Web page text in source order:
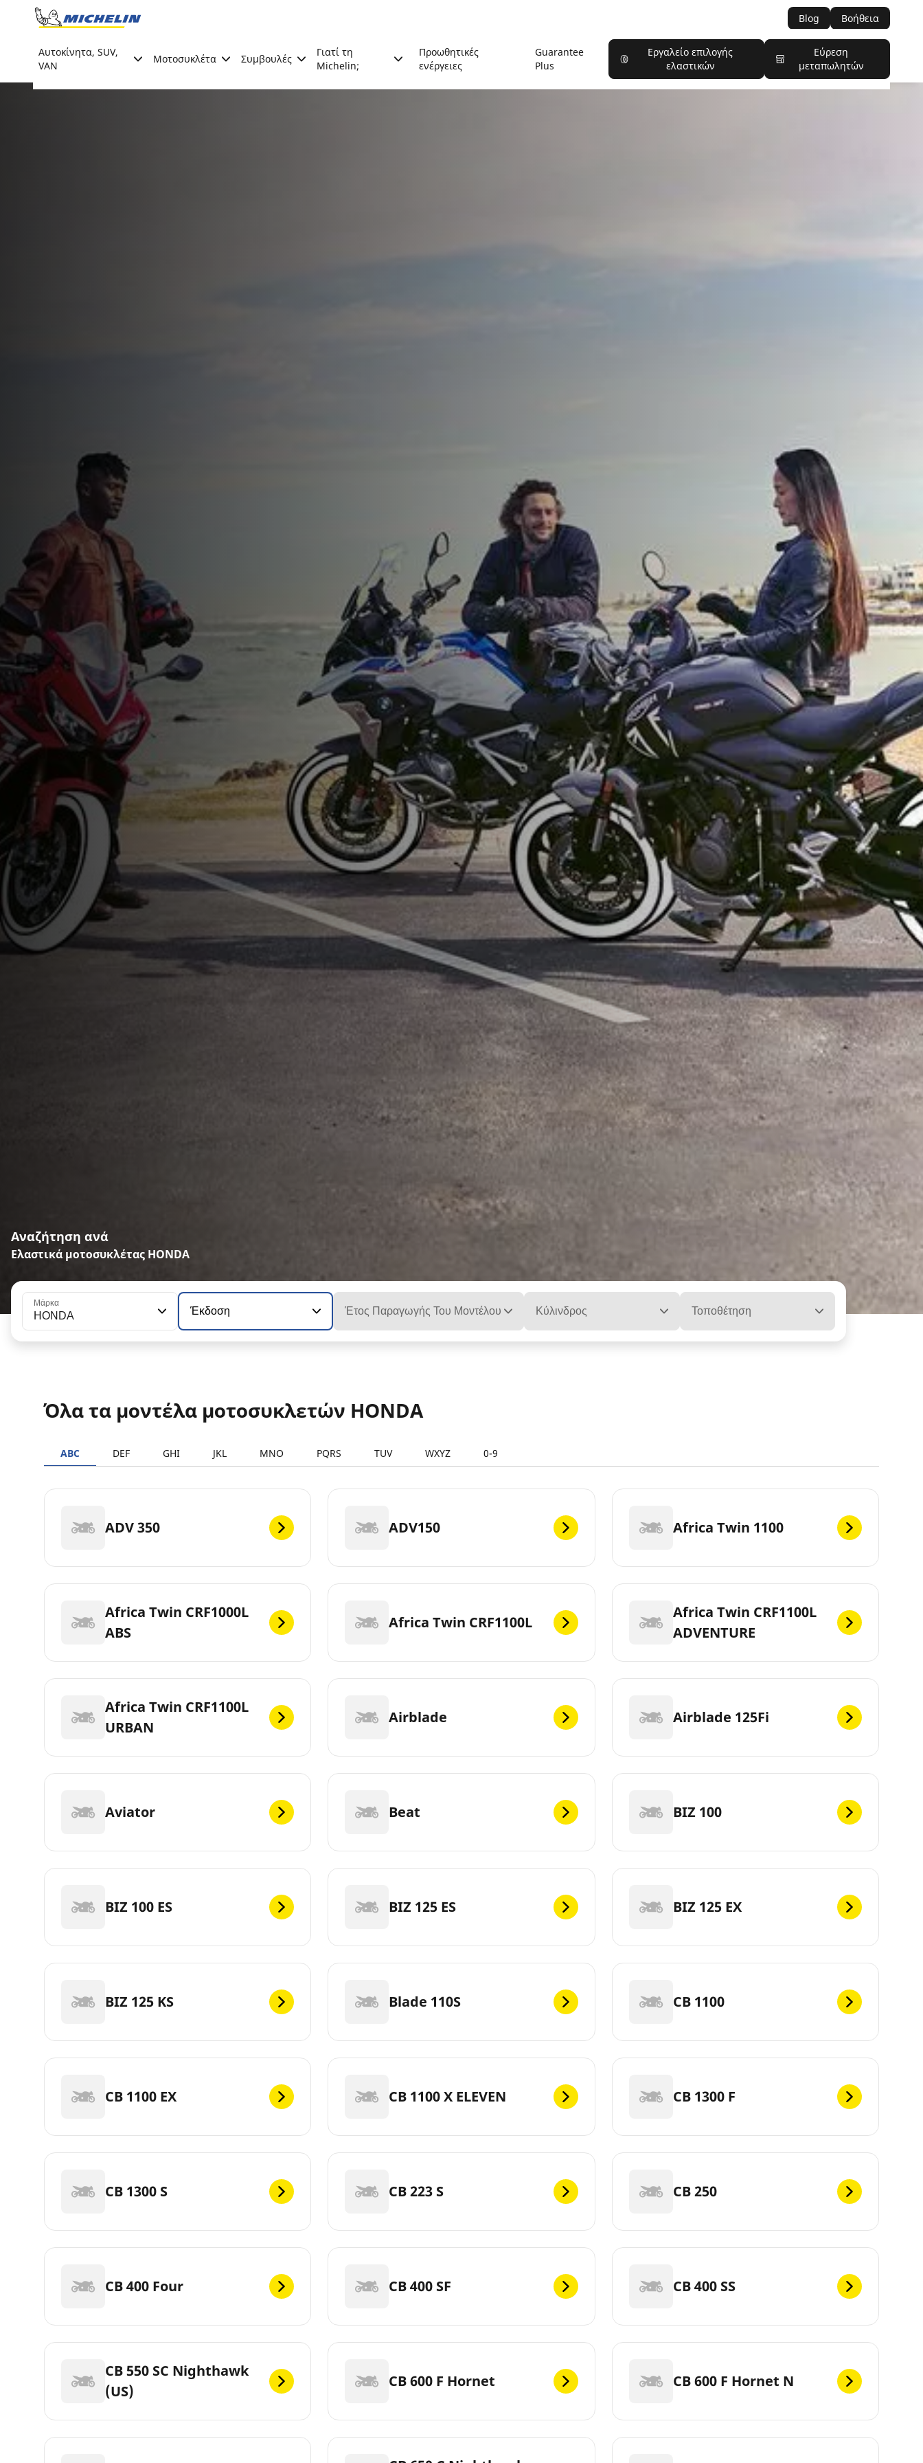
Go to page content
Blog Βοήθεια
Αυτοκίνητα, SUV,
VAN
Μοτοσυκλέτα Συμβουλές
Γιατί τη
Michelin;
Προωθητικές
ενέργειες
Guarantee
Plus
Εργαλείο επιλογής
ελαστικών
Εύρεση
μεταπωλητών
Αναζήτηση ανά
Ελαστικά μοτοσυκλέτας HONDA
Μάρκα
HONDA Έκδοση Έτος Παραγωγής Του Μοντέλου Κύλινδρος Τοποθέτηση
Όλα τα μοντέλα μοτοσυκλετών HONDA
ABC DEF GHI JKL MNO PQRS TUV WXYZ 0-9
ADV 350 ADV150 Africa Twin 1100
Africa Twin CRF1000L
ABS
Africa Twin CRF1100L
Africa Twin CRF1100L
ADVENTURE
Africa Twin CRF1100L
URBAN
Airblade Airblade 125Fi
Aviator Beat BIZ 100
BIZ 100 ES BIZ 125 ES BIZ 125 EX
BIZ 125 KS Blade 110S CB 1100
CB 1100 EX CB 1100 X ELEVEN CB 1300 F
CB 1300 S CB 223 S CB 250
CB 400 Four CB 400 SF CB 400 SS
CB 550 SC Nighthawk
(US)
CB 600 F Hornet CB 600 F Hornet N